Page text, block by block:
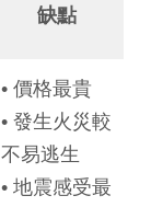
缺點
• 價格最貴
• 發生火災較
不易逃生
• 地震感受最